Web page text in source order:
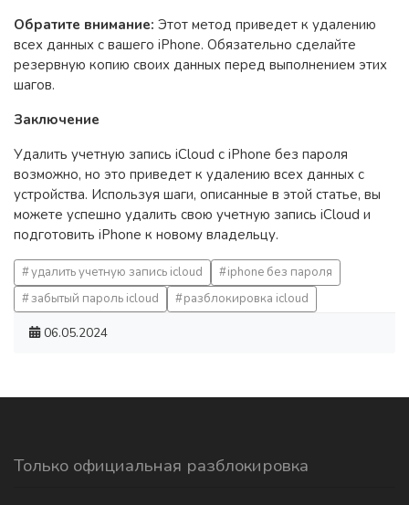
Обратите внимание: Этот метод приведет к удалению
всех данных с вашего iPhone. Обязательно сделайте
резервную копию своих данных перед выполнением этих
шагов.
Заключение
Удалить учетную запись iCloud с iPhone без пароля
возможно, но это приведет к удалению всех данных с
устройства. Используя шаги, описанные в этой статье, вы
можете успешно удалить свою учетную запись iCloud и
подготовить iPhone к новому владельцу.
удалить учетную запись icloud
iphone без пароля
забытый пароль icloud
разблокировка icloud
06.05.2024
Только официальная разблокировка